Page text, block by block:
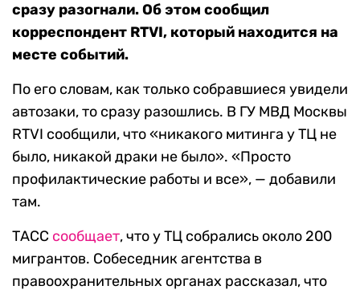
сразу разогнали. Об этом сообщил
корреспондент RTVI, который находится на
месте событий.
По его словам, как только собравшиеся увидели
автозаки, то сразу разошлись. В ГУ МВД Москвы
RTVI сообщили, что «никакого митинга у ТЦ не
было, никакой драки не было». «Просто
профилактические работы и все», — добавили
там.
ТАСС сообщает, что у ТЦ собрались около 200
мигрантов. Собеседник агентства в
правоохранительных органах рассказал, что